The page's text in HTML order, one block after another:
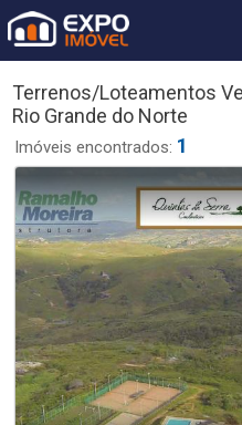
Terrenos/Loteamentos
Rio Grande do Norte
Imóveis encontrados: 1